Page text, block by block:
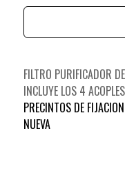
FILTRO PURIFICADOR
INCLUYE LOS 4
PRECINTOS DE
NUEVA